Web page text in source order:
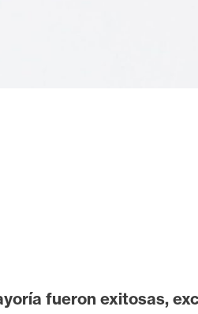
fueron exitosas,